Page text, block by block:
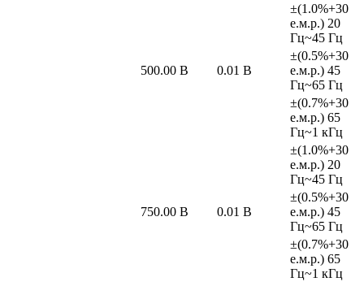
500.00 В 0.01 В
±(1.0%+30
е.м.р.) 20
Гц~45 Гц
±(0.5%+30
е.м.р.) 45
Гц~65 Гц
±(0.7%+30
е.м.р.) 65
Гц~1 кГц
750.00 В 0.01 В
±(1.0%+30
е.м.р.) 20
Гц~45 Гц
±(0.5%+30
е.м.р.) 45
Гц~65 Гц
±(0.7%+30
е.м.р.) 65
Гц~1 кГц